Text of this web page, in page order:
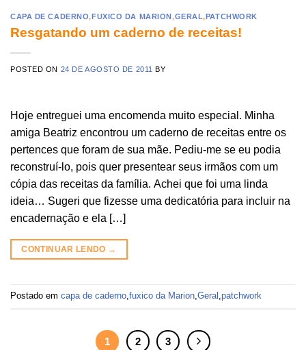
CAPA DE CADERNO,FUXICO DA MARION,GERAL,PATCHWORK
Resgatando um caderno de receitas!
POSTED ON 24 DE AGOSTO DE 2011 BY
Hoje entreguei uma encomenda muito especial. Minha
amiga Beatriz encontrou um caderno de receitas entre os
pertences que foram de sua mãe. Pediu-me se eu podia
reconstruí-lo, pois quer presentear seus irmãos com um
cópia das receitas da família. Achei que foi uma linda
ideia… Sugeri que fizesse uma dedicatória para incluir na
encadernação e ela […]
CONTINUAR LENDO →
Postado em capa de caderno fuxico da Marion Geral patchwork
1 2 3